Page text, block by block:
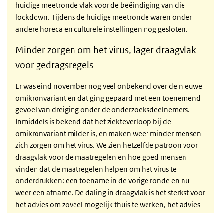
huidige meetronde vlak voor de beëindiging van die
lockdown. Tijdens de huidige meetronde waren onder
andere horeca en culturele instellingen nog gesloten.
Minder zorgen om het virus, lager draagvlak
voor gedragsregels
Er was eind november nog veel onbekend over de nieuwe
omikronvariant en dat ging gepaard met een toenemend
gevoel van dreiging onder de onderzoeksdeelnemers.
Inmiddels is bekend dat het ziekteverloop bij de
omikronvariant milder is, en maken weer minder mensen
zich zorgen om het virus. We zien hetzelfde patroon voor
draagvlak voor de maatregelen en hoe goed mensen
vinden dat de maatregelen helpen om het virus te
onderdrukken: een toename in de vorige ronde en nu
weer een afname. De daling in draagvlak is het sterkst voor
het advies om zoveel mogelijk thuis te werken, het advies